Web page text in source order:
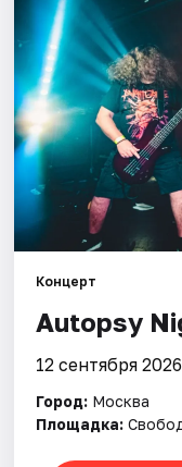
Квесты
Экскурсии
Спорт
События
Площадки
Артисты
Рейтинги
Концерт
Autopsy
12 сентября 2026
Город: Москва
Площадка: